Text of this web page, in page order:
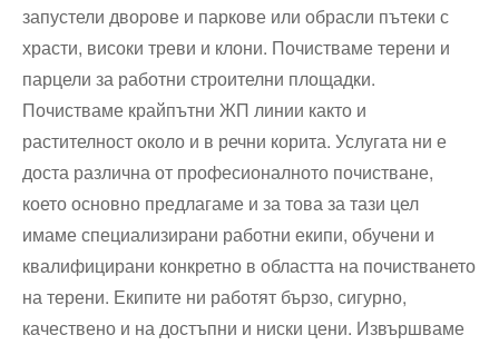
запустели дворове и паркове или обрасли пътеки с
храсти, високи треви и клони. Почистваме терени и
парцели за работни строителни площадки.
Почистваме крайпътни ЖП линии както и
растителност около и в речни корита. Услугата ни е
доста различна от професионалното почистване,
което основно предлагаме и за това за тази цел
имаме специализирани работни екипи, обучени и
квалифицирани конкретно в областта на почистването
на терени. Екипите ни работят бързо, сигурно,
качествено и на достъпни и ниски цени. Извършваме